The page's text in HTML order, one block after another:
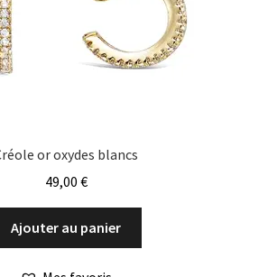
or oxydes blancs
49,00 €
Ajouter au panier